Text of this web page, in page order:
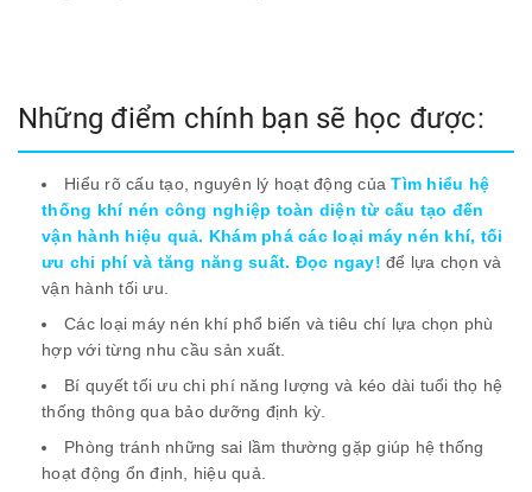
Những điểm chính bạn sẽ học được:
Hiểu rõ cấu tạo, nguyên lý hoạt động củaTìm hiểu hệ
thống khí nén công nghiệp toàn diện từ cấu tạo đến
vận hành hiệu quả. Khám phá các loại máy nén khí, tối
ưu chi phí và tăng năng suất. Đọc ngay! để lựa chọn và
vận hành tối ưu.
Các loại máy nén khí phổ biến và tiêu chí lựa chọn phù
hợp với từng nhu cầu sản xuất.
Bí quyết tối ưu chi phí năng lượng và kéo dài tuổi thọ hệ
thống thông qua bảo dưỡng định kỳ.
Phòng tránh những sai lầm thường gặp giúp hệ thống
hoạt động ổn định, hiệu quả.